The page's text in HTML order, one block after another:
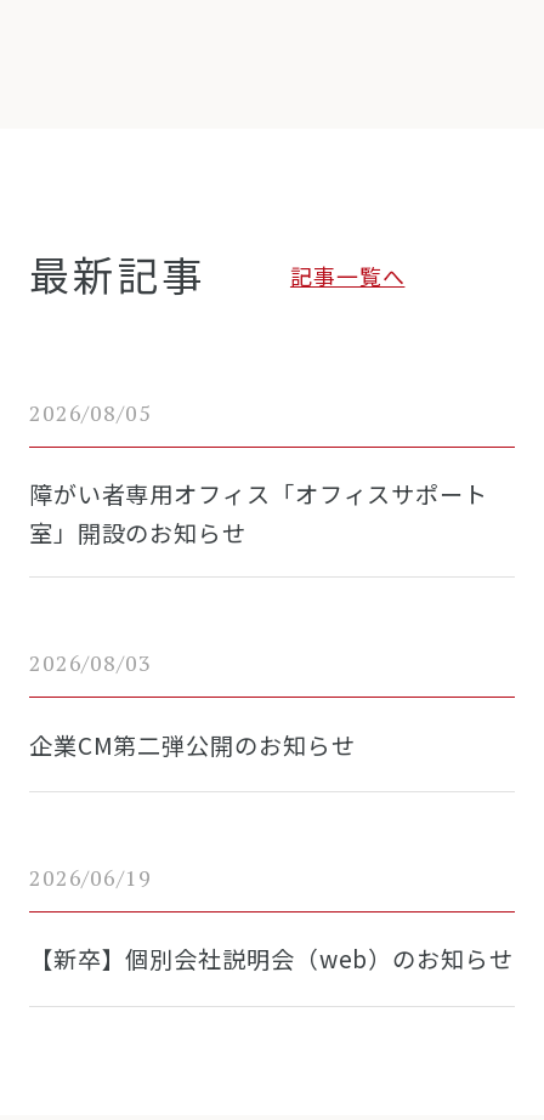
最新記事 記事一覧へ
2026/08/05
障がい者専用オフィス「オフィスサポート
室」開設のお知らせ
2026/08/03
企業CM第二弾公開のお知らせ
2026/06/19
【新卒】個別会社説明会（web）のお知らせ